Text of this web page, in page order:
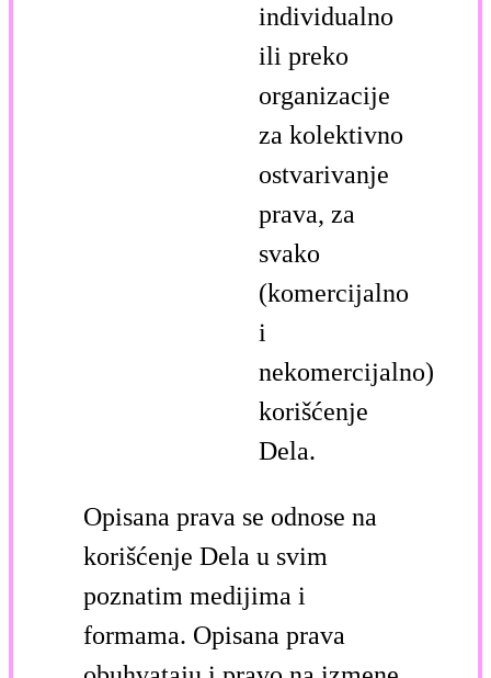
individualno
ili preko
organizacije
za kolektivno
ostvarivanje
prava, za
svako
(komercijalno
i
nekomercijalno)
korišćenje
Dela.
Opisana prava se odnose na
korišćenje Dela u svim
poznatim medijima i
formama. Opisana prava